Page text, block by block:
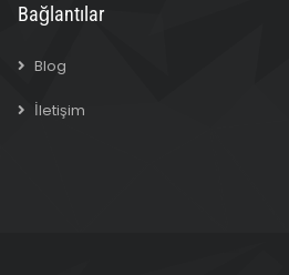
Bağlantılar
Blog
İletişim